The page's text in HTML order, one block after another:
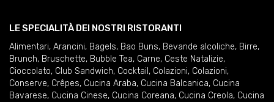
LE SPECIALITÀ DEI NOSTRI RISTORANTI
Alimentari, Arancini, Bagels, Bao Buns, Bevande alcoliche, Birre,
Brunch, Bruschette, Bubble Tea, Carne, Ceste Natalizie,
Cioccolato, Club Sandwich, Cocktail , Colazioni, Colazioni,
Conserve, Crêpes, Cucina Araba, Cucina Balcanica, Cucina
Bavarese, Cucina Cinese, Cucina Coreana, Cucina Creola, Cucina